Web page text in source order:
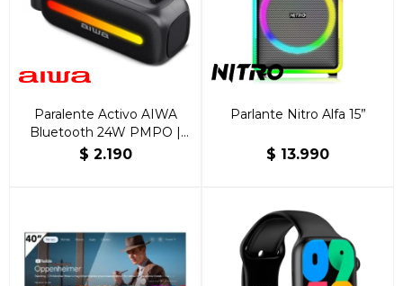
Paralente Activo AIWA
Bluetooth 24W PMPO |
USB | FM | Karaoke |
$ 2.190
Parlante Nitro Alfa 15”
$ 13.990